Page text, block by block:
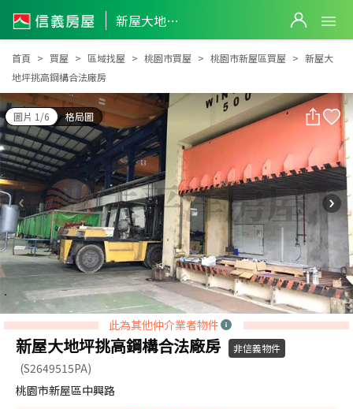
新屋大地坪挑高鋼構合法廠房
新屋大地坪挑高鋼構合法廠房
首頁 買屋 區域找屋 桃園市買屋 桃園市新屋區買屋
新屋大
地坪挑高鋼構合法廠房
圖片 1/6 格局圖
此為其他仲介業者物件
新屋大地坪挑高鋼構合法廠房 非信義物件
(S2649515PA)
桃園市新屋區中興路